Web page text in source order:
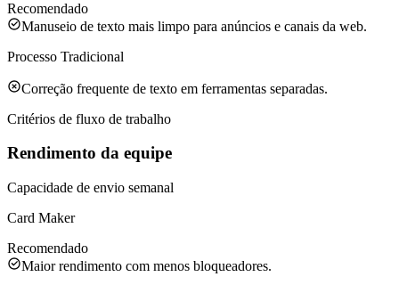
Recomendado
Manuseio de texto mais limpo para anúncios e canais da web.
Processo Tradicional
Correção frequente de texto em ferramentas separadas.
Critérios de fluxo de trabalho
Rendimento da equipe
Capacidade de envio semanal
Card Maker
Recomendado
Maior rendimento com menos bloqueadores.